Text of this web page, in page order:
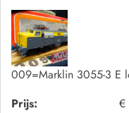
009=Marklin 3055-3 E
Prijs:
€